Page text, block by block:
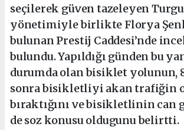
seçilerek güven tazeleyen
yönetimiyle birlikte Florya
bulunan Prestij Caddesi’nde
bulundu. Yapıldığı günden bu
durumda olan bisiklet yolunun,
sonra bisikletliyi akan trafiğin
bıraktığını ve bisikletlinin
de soz konusu oldugunu belirtti.